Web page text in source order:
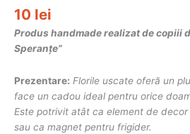
10 lei
Produs handmade realizat de copiii
Speranțe”
Prezentare: Florile uscate oferă un
face un cadou ideal pentru orice
Este potrivit atât ca element de
sau ca magnet pentru frigider.